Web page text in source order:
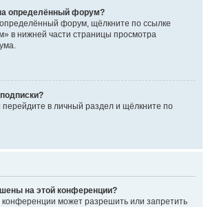
определённый форум?
форум, щёлкните по ссылке
в нижней части страницы просмотра
перейдите в личный раздел и щёлкните по
на этой конференции?
может разрешить или запретить